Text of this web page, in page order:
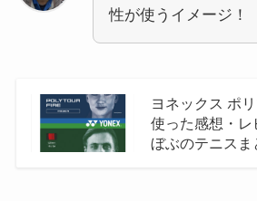
性が使うイメージ！
ヨネックス ポ
使った感想・レ
ぼぶのテニスま